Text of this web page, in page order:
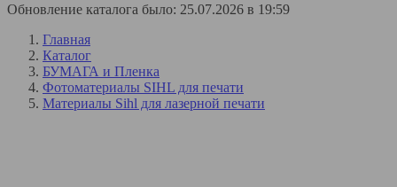
Обновление каталога было: 25.07.2026 в 19:59
Главная
Каталог
БУМАГА и Пленка
Фотоматериалы SIHL для печати
Материалы Sihl для лазерной печати